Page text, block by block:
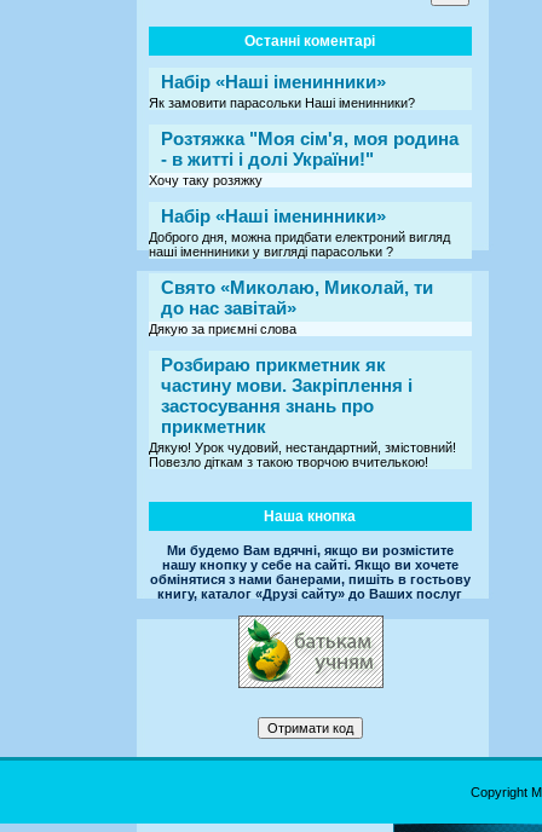
Останні коментарі
Набір «Наші іменинники»
Як замовити парасольки Наші іменинники?
Розтяжка "Моя сім'я, моя родина
- в житті і долі України!"
Хочу таку розяжку
Набір «Наші іменинники»
Доброго дня, можна придбати електроний вигляд
наші іменниники у вигляді парасольки ?
Свято «Миколаю, Миколай, ти
до нас завітай»
Дякую за приємні слова
Розбираю прикметник як
частину мови. Закріплення і
застосування знань про
прикметник
Дякую! Урок чудовий, нестандартний, змістовний!
Повезло діткам з такою творчою вчителькою!
Наша кнопка
Ми будемо Вам вдячні, якщо ви розмістите
нашу кнопку у себе на сайті. Якщо ви хочете
обмінятися з нами банерами, пишіть в гостьову
книгу, каталог «Друзі сайту» до Ваших послуг
Copyright